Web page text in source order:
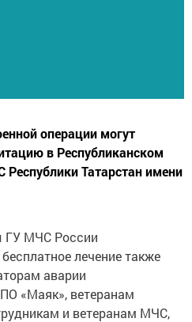
операции могут
в Республиканском
Татарстан имени
ГУ МЧС России
лечение также
аварии
«Маяк», ветеранам
и ветеранам МЧС,